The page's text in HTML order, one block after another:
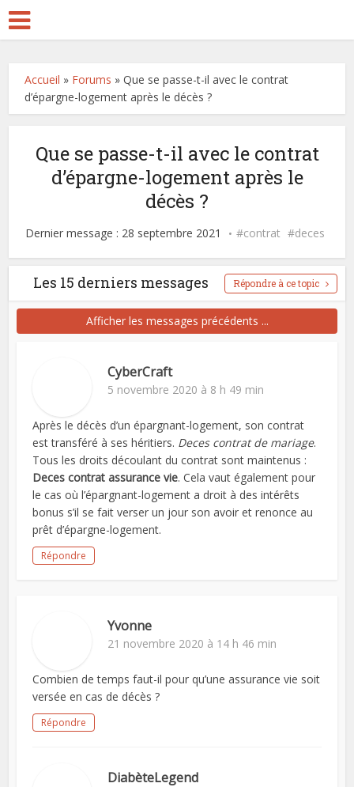
Accueil » Forums »Que se passe-t-il avec le contrat
d’épargne-logement après le décès ?
Que se passe-t-il avec le contrat
d’épargne-logement après le
décès ?
Dernier message : 28 septembre 2021 contrat deces
Les 15 derniers messages Répondre à ce topic
Afficher les messages précédents ...
CyberCraft
5 novembre 2020 à 8 h 49 min
Après le décès d’un épargnant-logement, son contrat
est transféré à ses héritiers. Deces contrat de mariage.
Tous les droits découlant du contrat sont maintenus :
Deces contrat assurance vie. Cela vaut également pour
le cas où l’épargnant-logement a droit à des intérêts
bonus s’il se fait verser un jour son avoir et renonce au
prêt d’épargne-logement.
Répondre
Yvonne
21 novembre 2020 à 14 h 46 min
Combien de temps faut-il pour qu’une assurance vie soit
versée en cas de décès ?
Répondre
DiabèteLegend